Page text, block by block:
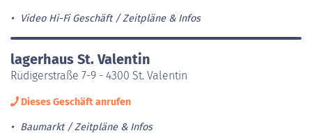
Video Hi-Fi Geschäft Zeitpläne & Infos
lagerhaus St. Valentin
Rüdigerstraße 7-9 - 4300 St. Valentin
Dieses Geschäft anrufen
Baumarkt Zeitpläne & Infos